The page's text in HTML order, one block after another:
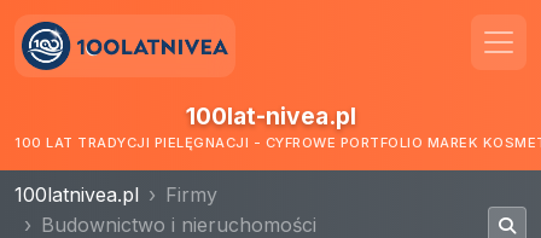
100lat-nivea.pl
100 LAT TRADYCJI PIELĘGNACJI - CYFROWE PORTFOLIO MAREK
100latnivea.pl
Firmy
Budownictwo i nieruchomości